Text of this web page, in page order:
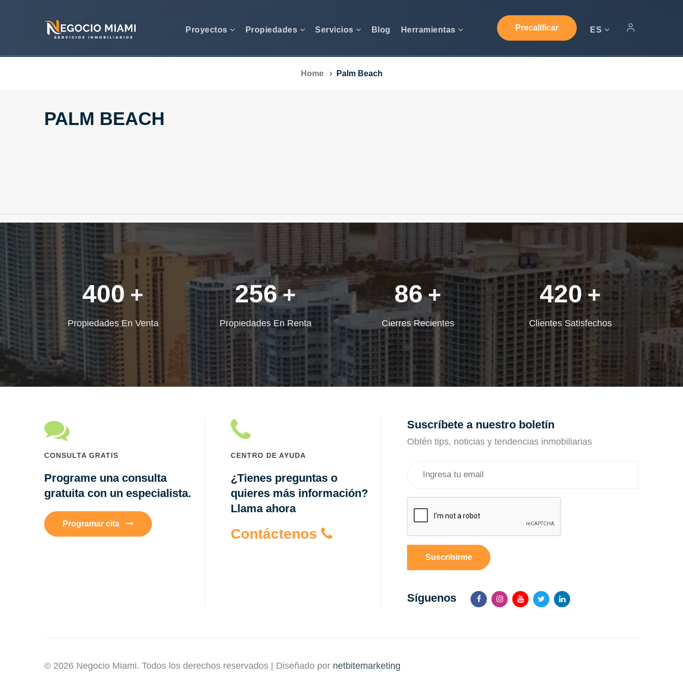
Proyectos Propiedades Servicios Blog Herramientas Precalificar ES
Home Palm Beach
PALM BEACH
400 +
Propiedades En Venta
256 +
Propiedades En Renta
86+
Cierres Recientes
420+
Clientes Satisfechos
CONSULTA GRATIS
Programe una consulta
gratuita con un especialista.
Programar cita
CENTRO DE AYUDA
¿Tienes preguntas o
quieres más información?
Llama ahora
Contáctenos
Suscríbete a nuestro boletín
Obtén tips, noticias y tendencias inmobiliarias
Suscribirme
Síguenos
© 2026 Negocio Miami. Todos los derechos reservados | Diseñado por netbitemarketing